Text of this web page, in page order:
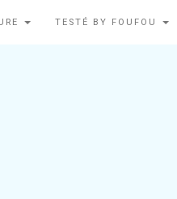
TESTÉ BY FOUFOU